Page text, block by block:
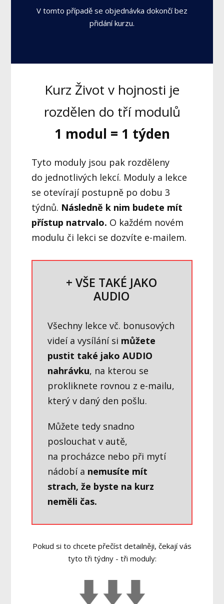
V tomto případě se objednávka dokončí bez
přidání kurzu.
Kurz Život v hojnosti je
rozdělen do tří modulů
1 modul = 1 týden
Tyto moduly jsou pak rozděleny
do jednotlivých lekcí. Moduly a lekce
se otevírají postupně po dobu 3
týdnů. Následně k nim budete mít
přístup natrvalo. O každém novém
modulu či lekci se dozvíte e-mailem.
+ VŠE TAKÉ JAKO
AUDIO
Všechny lekce vč. bonusových
videí a vysílání si můžete
pustit také jako AUDIO
nahrávku, na kterou se
prokliknete rovnou z e-mailu,
který v daný den pošlu.
Můžete tedy snadno
poslouchat v autě,
na procházce nebo při mytí
nádobí a nemusíte mít
strach, že byste na kurz
neměli čas.
Pokud si to chcete přečíst detailněji, čekají vás
tyto tři týdny - tři moduly: